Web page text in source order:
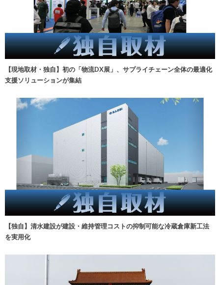
【現地取材・独自】初の「物流DX展」、サプライチェーン全体の最適化
支援ソリューションが集結
【独自】清水建設が建設・維持管理コストの抑制可能な冷蔵倉庫新工法
を実用化